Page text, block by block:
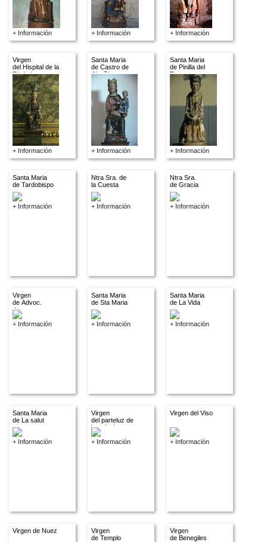
+ Información + Información + Información
Virgen
del Hispital de la
Piedad
+ Información
Santa Maria
de Castro de
Alcañices
+ Información
Santa Maria
de Pinilla del
Toro
+ Información
Santa Maria
de Tardobispo
+ Información
Ntra Sra. de
la Cuesta
+ Información
Ntra Sra.
de Gracia
+ Información
Virgen
de Advoc.
descon.
+ Información
Santa Maria
de Sta Maria
+ Información
Santa Maria
de La Vida
+ Información
Santa Maria
de La salut
+ Información
Virgen
del parteluz de
la colegiata
+ Información
Virgen del Viso
+ Información
Virgen de Nuez
Virgen
de Templo
Virgen
de Benegiles